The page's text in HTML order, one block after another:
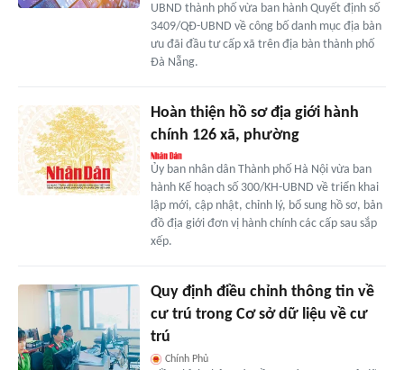
UBND thành phố vừa ban hành Quyết định số
3409/QĐ-UBND về công bố danh mục địa bàn
ưu đãi đầu tư cấp xã trên địa bàn thành phố
Đà Nẵng.
Hoàn thiện hồ sơ địa giới hành
chính 126 xã, phường
Ủy ban nhân dân Thành phố Hà Nội vừa ban
hành Kế hoạch số 300/KH-UBND về triển khai
lập mới, cập nhật, chỉnh lý, bổ sung hồ sơ, bản
đồ địa giới đơn vị hành chính các cấp sau sắp
xếp.
Quy định điều chỉnh thông tin về
cư trú trong Cơ sở dữ liệu về cư
trú
Chính Phủ